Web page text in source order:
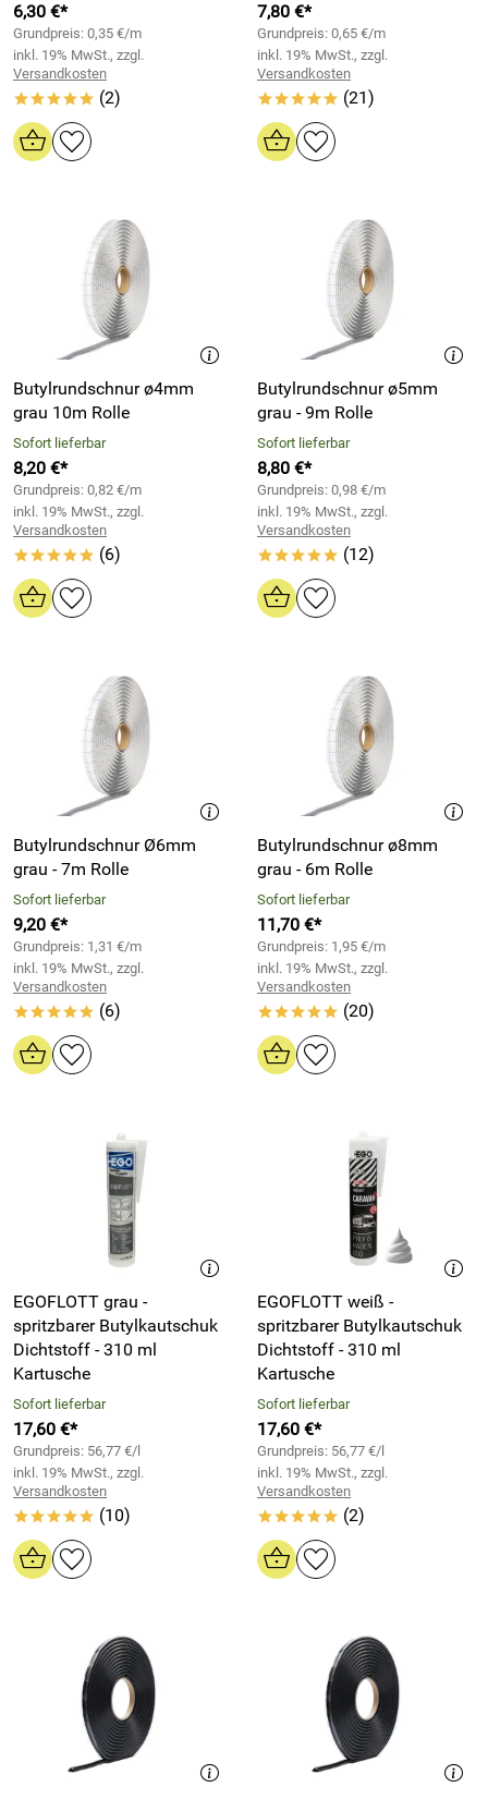
6,30 €*
Grundpreis: 0,35 €/m
inkl. 19% MwSt., zzgl.
Versandkosten
***** (2)
7,80 €*
Grundpreis: 0,65 €/m
inkl. 19% MwSt., zzgl.
Versandkosten
***** (21)
Butylrundschnur ø4mm
grau 10m Rolle
Sofort lieferbar
8,20 €*
Grundpreis: 0,82 €/m
inkl. 19% MwSt., zzgl.
Versandkosten
***** (6)
Butylrundschnur ø5mm
grau - 9m Rolle
Sofort lieferbar
8,80 €*
Grundpreis: 0,98 €/m
inkl. 19% MwSt., zzgl.
Versandkosten
***** (12)
Butylrundschnur Ø6mm
grau - 7m Rolle
Sofort lieferbar
9,20 €*
Grundpreis: 1,31 €/m
inkl. 19% MwSt., zzgl.
Versandkosten
***** (6)
Butylrundschnur ø8mm
grau - 6m Rolle
Sofort lieferbar
11,70 €*
Grundpreis: 1,95 €/m
inkl. 19% MwSt., zzgl.
Versandkosten
***** (20)
EGOFLOTT grau -
spritzbarer Butylkautschuk
Dichtstoff - 310 ml
Kartusche
Sofort lieferbar
17,60 €*
Grundpreis: 56,77 €/l
inkl. 19% MwSt., zzgl.
Versandkosten
***** (10)
EGOFLOTT weiß -
spritzbarer Butylkautschuk
Dichtstoff - 310 ml
Kartusche
Sofort lieferbar
17,60 €*
Grundpreis: 56,77 €/l
inkl. 19% MwSt., zzgl.
Versandkosten
***** (2)